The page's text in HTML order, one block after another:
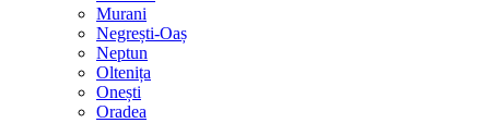
Murani
Negrești-Oaș
Neptun
Oltenița
Onești
Oradea